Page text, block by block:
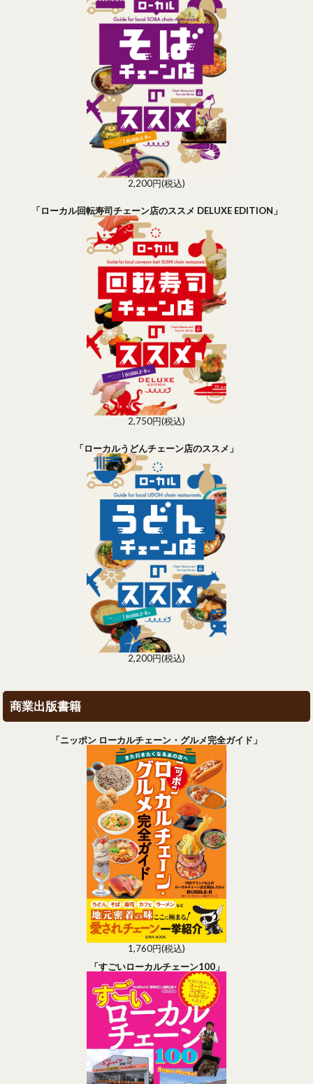
2,200円(税込)
「ローカル回転寿司チェーン店のススメ DELUXE EDITION」
2,750円(税込)
「ローカルうどんチェーン店のススメ」
2,200円(税込)
商業出版書籍
「ニッポン ローカルチェーン・グルメ完全ガイド」
1,760円(税込)
「すごいローカルチェーン100」